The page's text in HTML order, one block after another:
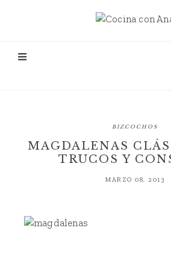
BIZCOCHOS
MAGDALENAS
TRUCOS Y
MARZO 08, 2013